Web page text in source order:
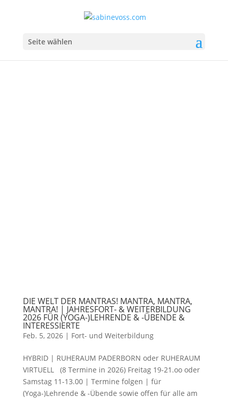
Seite wählen
DIE WELT DER MANTRAS! MANTRA, MANTRA,
MANTRA! | JAHRESFORT- & WEITERBILDUNG
2026 FÜR (YOGA-)LEHRENDE & -ÜBENDE &
INTERESSIERTE
Feb. 5, 2026| Fort- und Weiterbildung
HYBRID | RUHERAUM PADERBORN oder RUHERAUM
VIRTUELL (8 Termine in 2026) Freitag 19-21.oo oder
Samstag 11-13.00 | Termine folgen | für
(Yoga-)Lehrende & -Übende sowie offen für alle am